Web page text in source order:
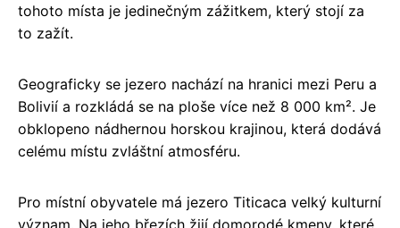
tohoto místa je jedinečným zážitkem, který stojí za
to zažít.
Geograficky se jezero nachází na hranici mezi Peru a
Bolivií a rozkládá se na ploše více než 8 000 km². Je
obklopeno nádhernou horskou krajinou, která dodává
celému místu zvláštní atmosféru.
Pro místní obyvatele má jezero Titicaca velký kulturní
význam. Na jeho březích žijí domorodé kmeny, které